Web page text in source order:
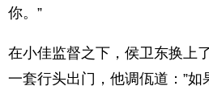
你。”
在小佳监督之下，侯卫东换上
一套行头出门，他调佤道：”